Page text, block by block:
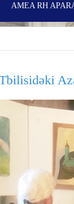
AMEA RH